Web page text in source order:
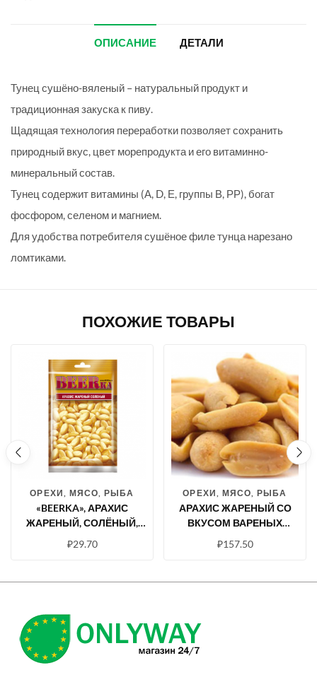
ОПИСАНИЕ ДЕТАЛИ
Тунец сушёно-вяленый – натуральный продукт и
традиционная закуска к пиву.
Щадящая технология переработки позволяет сохранить
природный вкус, цвет морепродукта и его витаминно-
минеральный состав.
Тунец содержит витамины (А, D, Е, группы В, РР), богат
фосфором, селеном и магнием.
Для удобства потребителя сушёное филе тунца нарезано
ломтиками.
ПОХОЖИЕ ТОВАРЫ
ОРЕХИ, МЯСО, РЫБА
«BEERKA», АРАХИС
ЖАРЕНЫЙ, СОЛЁНЫЙ,
90 Г
₽29.70
ОРЕХИ, МЯСО, РЫБА
АРАХИС ЖАРЕНЫЙ СО
ВКУСОМ ВАРЕНЫХ
РАКОВ (УПАКОВКА 0,5 КГ)
₽157.50